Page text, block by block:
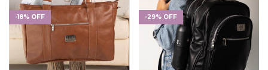
-18% OFF -29% OFF